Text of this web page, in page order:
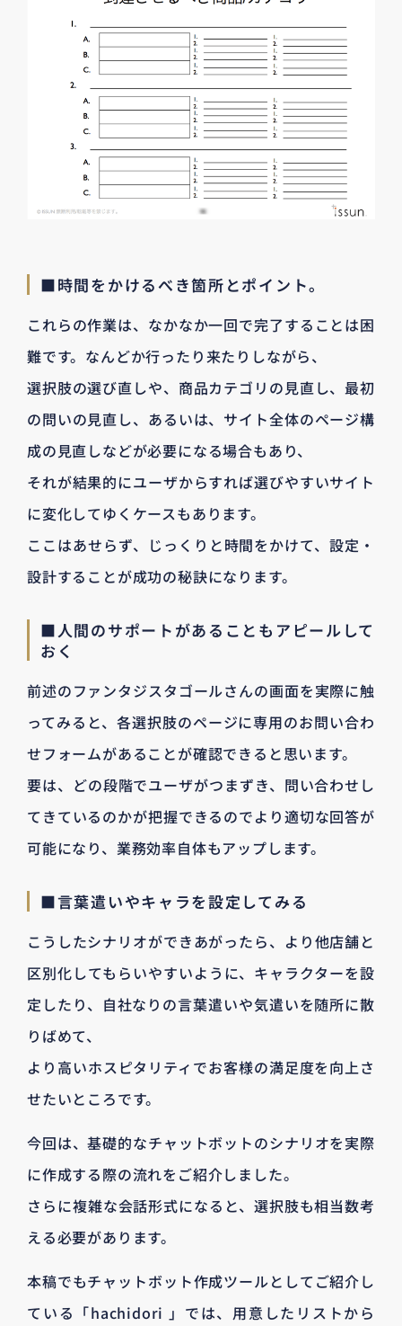
■時間をかけるべき箇所とポイント。
これらの作業は、なかなか一回で完了することは困
難です。なんどか行ったり来たりしながら、
選択肢の選び直しや、商品カテゴリの見直し、最初
の問いの見直し、あるいは、サイト全体のページ構
成の見直しなどが必要になる場合もあり、
それが結果的にユーザからすれば選びやすいサイト
に変化してゆくケースもあります。
ここはあせらず、じっくりと時間をかけて、設定・
設計することが成功の秘訣になります。
■人間のサポートがあることもアピールして
おく
前述のファンタジスタゴールさんの画面を実際に触
ってみると、各選択肢のページに専用のお問い合わ
せフォームがあることが確認できると思います。
要は、どの段階でユーザがつまずき、問い合わせし
てきているのかが把握できるのでより適切な回答が
可能になり、業務効率自体もアップします。
■言葉遣いやキャラを設定してみる
こうしたシナリオができあがったら、より他店舗と
区別化してもらいやすいように、キャラクターを設
定したり、自社なりの言葉遣いや気遣いを随所に散
りばめて、
より高いホスピタリティでお客様の満足度を向上さ
せたいところです。
今回は、基礎的なチャットボットのシナリオを実際
に作成する際の流れをご紹介しました。
さらに複雑な会話形式になると、選択肢も相当数考
える必要があります。
本稿でもチャットボット作成ツールとしてご紹介し
ている「hachidori 」では、用意したリストから